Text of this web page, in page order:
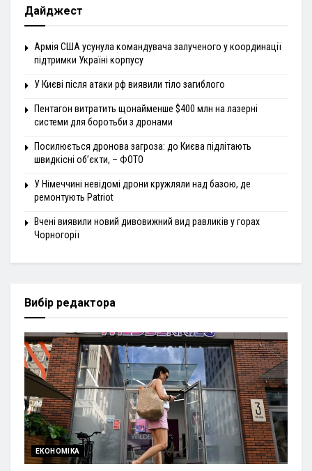
Дайджест
Армія США усунула командувача залученого у координації
підтримки Україні корпусу
У Києві після атаки рф виявили тіло загиблого
Пентагон витратить щонайменше $400 млн на лазерні
системи для боротьби з дронами
Посилюється дронова загроза: до Києва підлітають
швидкісні об’єкти, – ФОТО
У Німеччині невідомі дрони кружляли над базою, де
ремонтують Patriot
Вчені виявили новий дивовижний вид равликів у горах
Чорногорії
Вибір редактора
ЕКОНОМІКА